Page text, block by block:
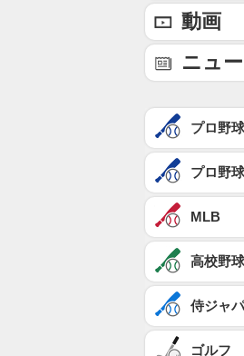
動画
ニュ
プロ野球
プロ野
MLB
高校野球
侍ジャ
ゴルフ